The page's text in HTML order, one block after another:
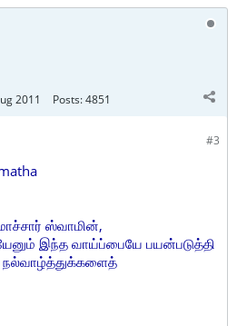
2011 Posts:4851
#3
ஸ்வாமின்,
இந்த வாய்ப்பையே பயன்படுத்தி
நல்வாழ்த்துக்களைத்